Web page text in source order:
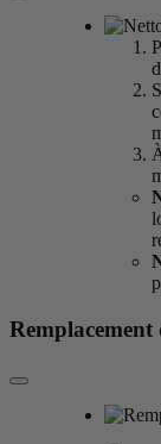
Remplacement